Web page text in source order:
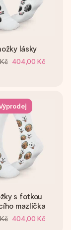
lásky
404,00 Kč
s fotkou
mazlíčka
404,00 Kč